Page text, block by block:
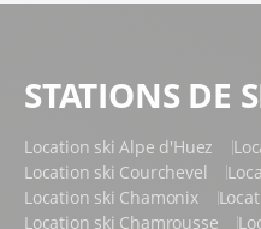
STATIONS DE
Location ski Alpe d'Huez
Location ski Courchevel
Location ski Chamonix
Location ski Chamrousse